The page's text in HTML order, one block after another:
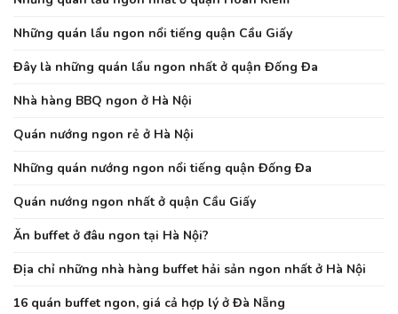
Những quán lẩu ngon nổi tiếng quận Cầu Giấy
Đây là những quán lẩu ngon nhất ở quận Đống Đa
Nhà hàng BBQ ngon ở Hà Nội
Quán nướng ngon rẻ ở Hà Nội
Những quán nướng ngon nổi tiếng quận Đống Đa
Quán nướng ngon nhất ở quận Cầu Giấy
Ăn buffet ở đâu ngon tại Hà Nội?
Địa chỉ những nhà hàng buffet hải sản ngon nhất ở Hà Nội
16 quán buffet ngon, giá cả hợp lý ở Đà Nẵng